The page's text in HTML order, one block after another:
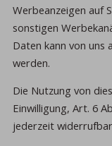
Werbeanzeigen auf
sonstigen
Daten kann von uns
werden.
Die Nutzung von
Einwilligung, Art. 6
jederzeit